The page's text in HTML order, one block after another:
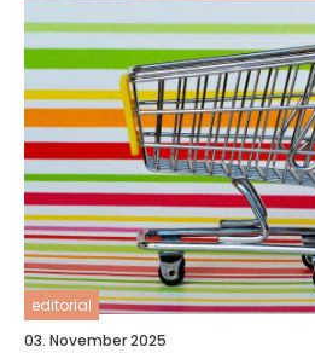
editorial
03. November 2025